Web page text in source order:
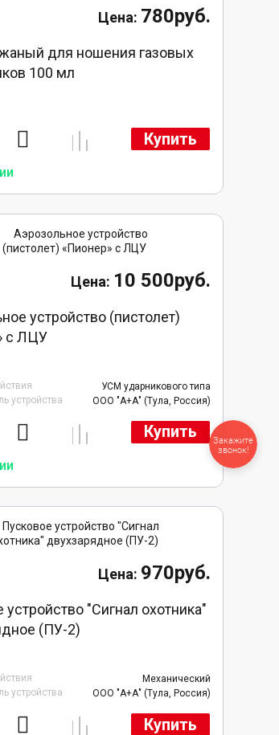
780руб.
для ношения газовых
100 мл
Купить
10 500руб.
устройство (пистолет)
с ЛЦУ
УСМ ударникового типа
устройства
ООО "А+А" (Тула, Россия)
Купить
970руб.
устройство "Сигнал охотника"
(ПУ-2)
Механический
устройства
ООО "А+А" (Тула, Россия)
Купить
Закажите